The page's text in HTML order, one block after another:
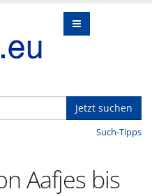
Jetzt suchen
Such-Tipps
Aafjes bis